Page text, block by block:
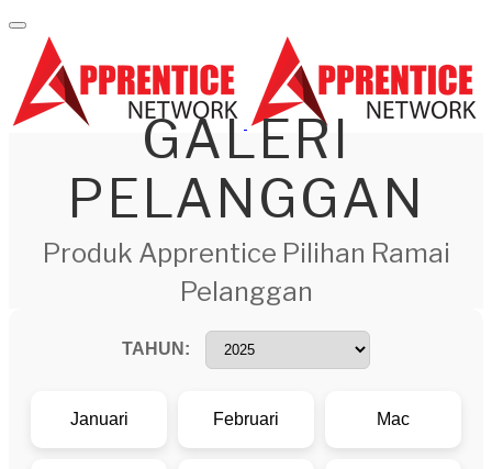
GALERI
PELANGGAN
Produk Apprentice Pilihan Ramai
Pelanggan
TAHUN:
Januari Februari Mac